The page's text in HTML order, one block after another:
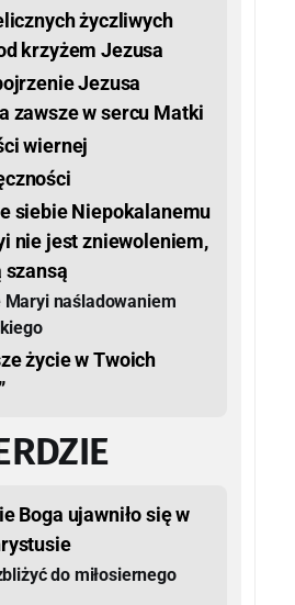
życzliwych
krzyżem Jezusa
Jezusa
zawsze w sercu Matki
wiernej
siebie Niepokalanemu
nie jest zniewoleniem,
szansą
naśladowaniem
życie w Twoich
Boga ujawniło się w
do miłosiernego